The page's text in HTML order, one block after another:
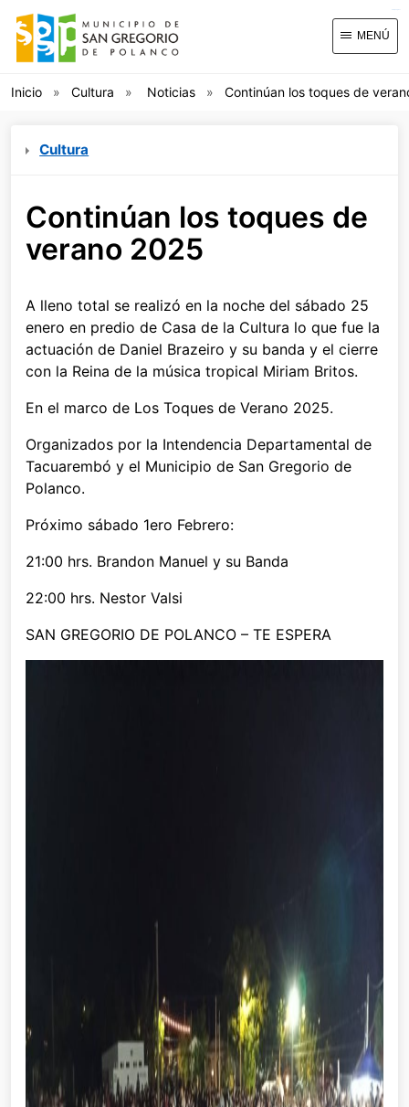
MENÚ
Inicio Cultura Noticias Continúan los toques de
Cultura
Continúan los toques de
verano 2025
A lleno total se realizó en la noche del sábado 25
enero en predio de Casa de la Cultura lo que fue la
actuación de Daniel Brazeiro y su banda y el cierre
con la Reina de la música tropical Miriam Britos.
En el marco de Los Toques de Verano 2025.
Organizados por la Intendencia Departamental de
Tacuarembó y el Municipio de San Gregorio de
Polanco.
Próximo sábado 1ero Febrero:
21:00 hrs. Brandon Manuel y su Banda
22:00 hrs. Nestor Valsi
SAN GREGORIO DE POLANCO – TE ESPERA